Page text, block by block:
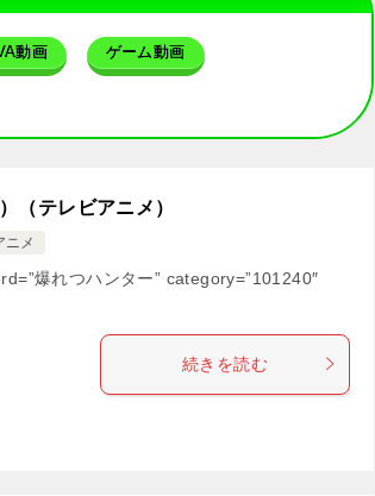
動画 ゲーム動画
（テレビアニメ）
ニメ
爆れつハンター” category=”101240″
続きを読む